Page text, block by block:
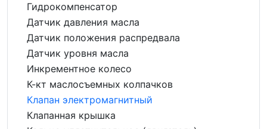
Гидрокомпенсатор
Датчик давления масла
Датчик положения распредвала
Датчик уровня масла
Инкрементное колесо
К-кт маслосъемных колпачков
Клапан электромагнитный
Клапанная крышка